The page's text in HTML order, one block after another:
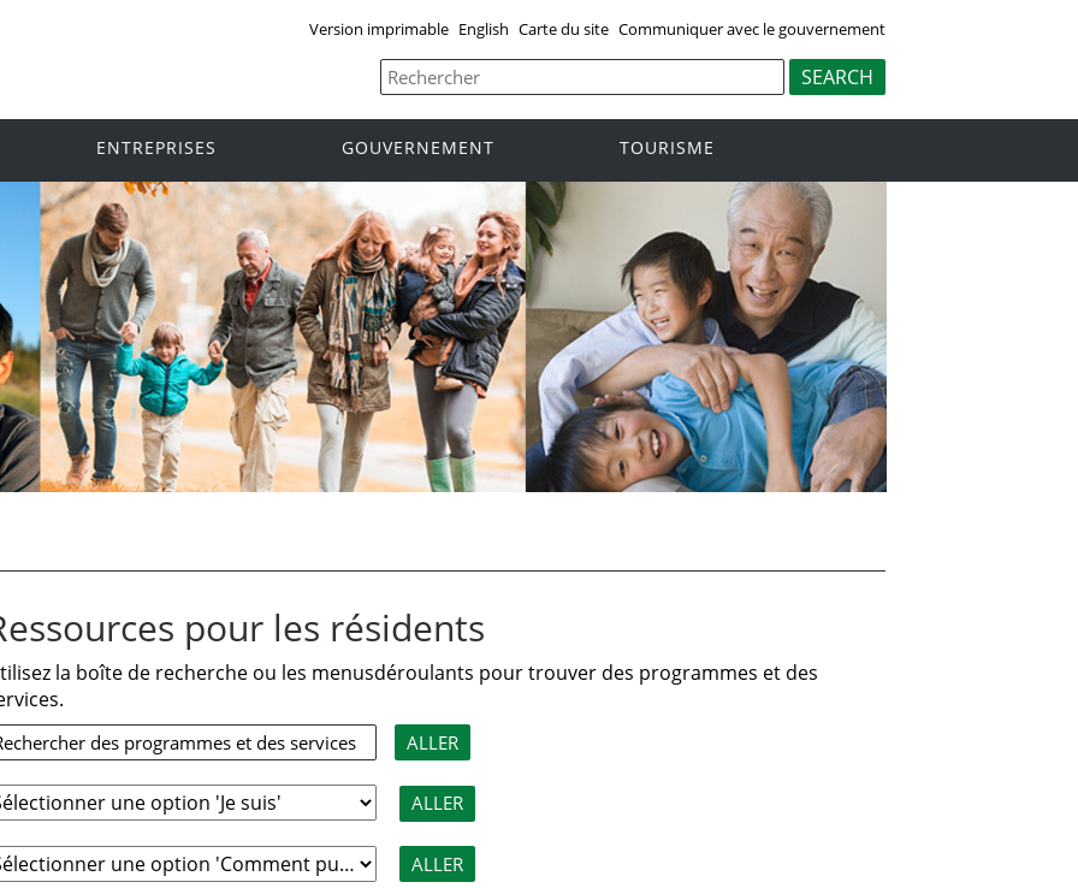
Version imprimable English Carte du site Communiquer avec le gouvernement
ENTREPRISES GOUVERNEMENT TOURISME
pour les résidents
la boîte de recherche ou les menusdéroulants pour trouver des programmes et des